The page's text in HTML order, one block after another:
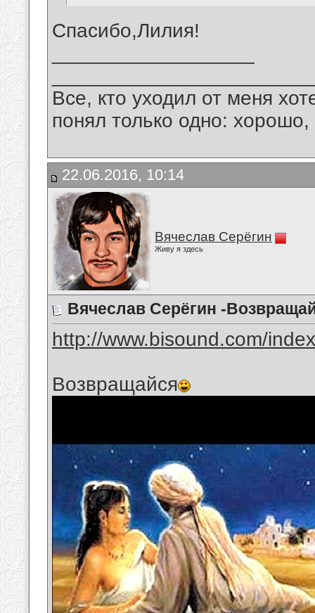
Спасибо,Лилия!
Все, кто уходил от меня
понял только одно:
22.06.2016, 10:14
Вячеслав Серёгин
Живу я здесь
Вячеслав Серёгин -
http://www.bisound.com/
Возвращайся